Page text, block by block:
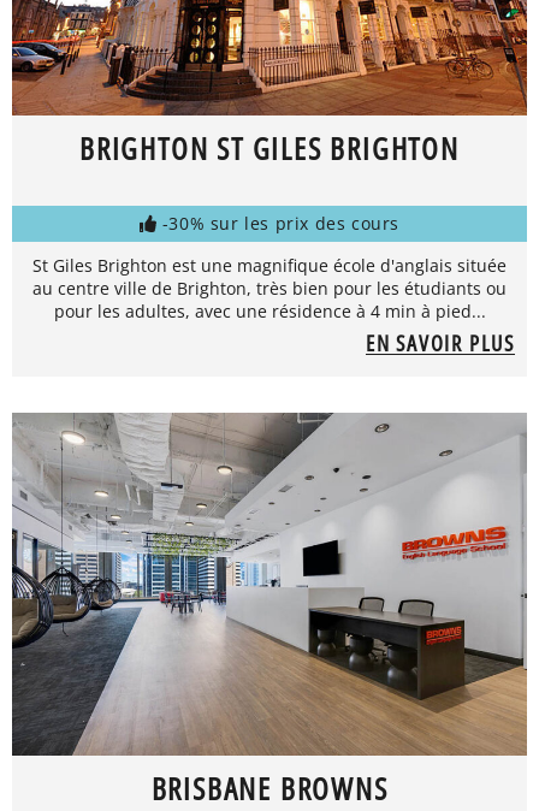
BRIGHTON ST GILES BRIGHTON
-30% sur les prix des cours
St Giles Brighton est une magnifique école d'anglais située
au centre ville de Brighton, très bien pour les étudiants ou
pour les adultes, avec une résidence à 4 min à pied...
EN SAVOIR PLUS
BRISBANE BROWNS